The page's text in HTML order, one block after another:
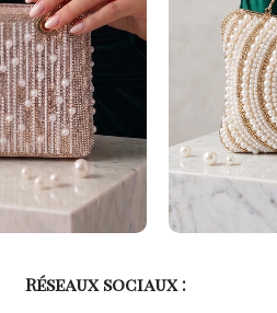
Réseaux sociaux :